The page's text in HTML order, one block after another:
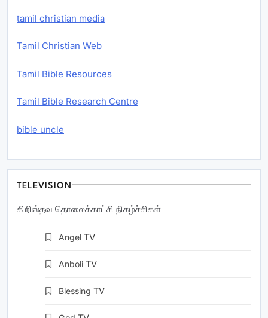
tamil christian media
Tamil Christian Web
Tamil Bible Resources
Tamil Bible Research Centre
bible uncle
TELEVISION
கிறிஸ்தவ தொலைக்காட்சி நிகழ்ச்சிகள்
Angel TV
Anboli TV
Blessing TV